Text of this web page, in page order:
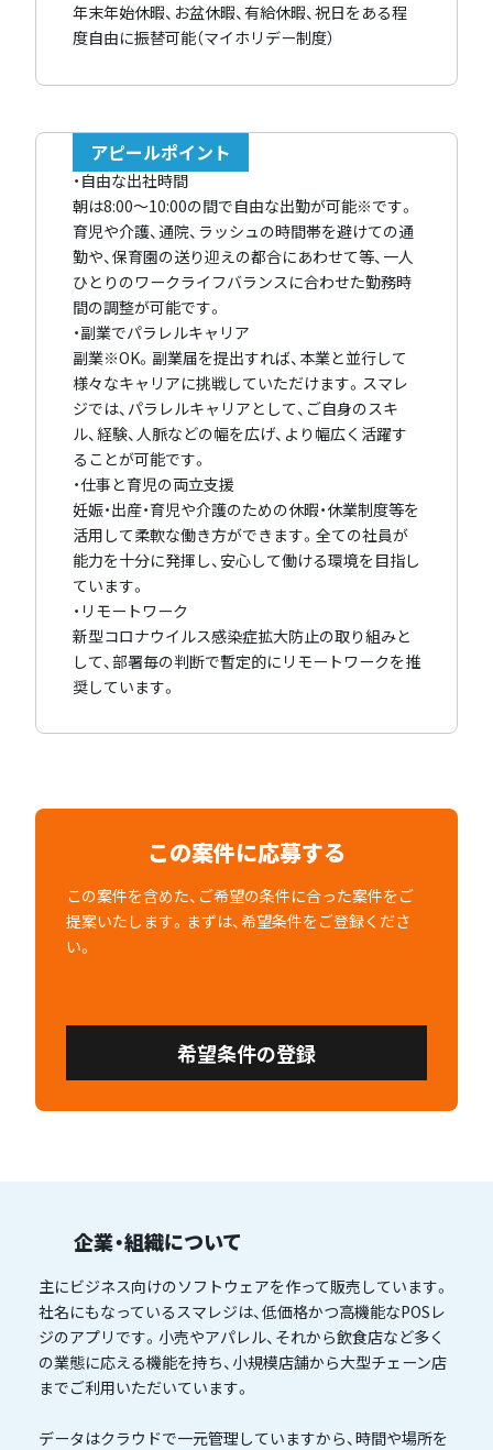
年末年始休暇、お盆休暇、有給休暇、祝日をある程
度自由に振替可能（マイホリデー制度）
アピールポイント
・自由な出社時間
朝は8:00～10:00の間で自由な出勤が可能※です。
育児や介護、通院、ラッシュの時間帯を避けての通
勤や、保育園の送り迎えの都合にあわせて等、一人
ひとりのワークライフバランスに合わせた勤務時
間の調整が可能です。
・副業でパラレルキャリア
副業※OK。副業届を提出すれば、本業と並行して
様々なキャリアに挑戦していただけます。スマレ
ジでは、パラレルキャリアとして、ご自身のスキ
ル、経験、人脈などの幅を広げ、より幅広く活躍す
ることが可能です。
・仕事と育児の両立支援
妊娠・出産・育児や介護のための休暇・休業制度等を
活用して柔軟な働き方ができます。全ての社員が
能力を十分に発揮し、安心して働ける環境を目指し
ています。
・リモートワーク
新型コロナウイルス感染症拡大防止の取り組みと
して、部署毎の判断で暫定的にリモートワークを推
奨しています。
この案件に応募する
この案件を含めた、ご希望の条件に合った案件をご
提案いたします。まずは、希望条件をご登録くださ
い。
希望条件の登録
企業・組織について
主にビジネス向けのソフトウェアを作って販売しています。
社名にもなっているスマレジは、低価格かつ高機能なPOSレ
ジのアプリです。小売やアパレル、それから飲食店など多く
の業態に応える機能を持ち、小規模店舗から大型チェーン店
までご利用いただいています。
データはクラウドで一元管理していますから、時間や場所を